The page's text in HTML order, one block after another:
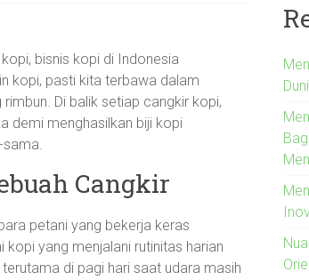
bisnis kopi di Indonesia
kopi, pasti kita terbawa dalam
Di balik setiap cangkir kopi,
demi menghasilkan biji kopi
sama.
Cangkir
petani yang bekerja keras
yang menjalani rutinitas harian
di pagi hari saat udara masih